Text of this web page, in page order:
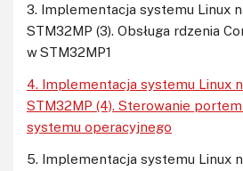
3. Implementacja systemu Linux
STM32MP (3). Obsługa rdzenia
w STM32MP1
4. Implementacja systemu Linux
STM32MP (4). Sterowanie
systemu operacyjnego
5. Implementacja systemu Linux